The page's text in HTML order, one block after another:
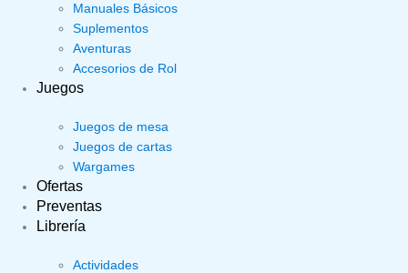
Manuales Básicos
Suplementos
Aventuras
Accesorios de Rol
Juegos
Juegos de mesa
Juegos de cartas
Wargames
Ofertas
Preventas
Librería
Actividades